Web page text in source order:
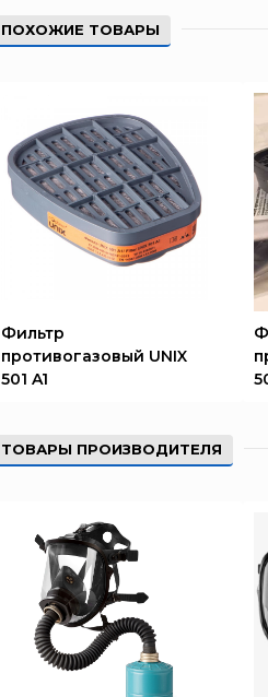
ПОХОЖИЕ ТОВАРЫ
Фильтр
противогазовый UNIX
501 A1
ТОВАРЫ ПРОИЗВОДИТЕЛЯ